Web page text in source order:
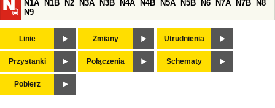
N1A
N1B N2 N3A N3B N4A N4B N5A N5B N6 N7A N7B
N8
N9
Linie Zmiany Utrudnienia
Przystanki Połączenia Schematy
Pobierz